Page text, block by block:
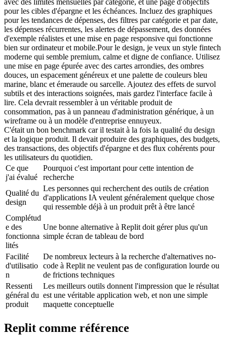
pour les cibles d'épargne et les échéances. Incluez des graphiques
pour les tendances de dépenses, des filtres par catégorie et par date,
les dépenses récurrentes, les alertes de dépassement, des données
d'exemple réalistes et une mise en page responsive qui fonctionne
bien sur ordinateur et mobile.Pour le design, je veux un style fintech
moderne qui semble premium, calme et digne de confiance. Utilisez
une mise en page épurée avec des cartes arrondies, des ombres
douces, un espacement généreux et une palette de couleurs bleu
marine, blanc et émeraude ou sarcelle. Ajoutez des effets de survol
subtils et des interactions soignées, mais gardez l'interface facile à
lire. Cela devrait ressembler à un véritable produit de
consommation, pas à un panneau d'administration générique, à un
wireframe ou à un modèle d'entreprise ennuyeux.
C'était un bon benchmark car il testait à la fois la qualité du design
et la logique produit. Il devait produire des graphiques, des budgets,
des transactions, des objectifs d'épargne et des flux cohérents pour
les utilisateurs du quotidien.
Ce que
j'ai évalué
Pourquoi c'est important pour cette intention de
recherche
Qualité du
design
Les personnes qui recherchent des outils de création
d'applications IA veulent généralement quelque chose
qui ressemble déjà à un produit prêt à être lancé
Complétud
e des
fonctionna
lités
Une bonne alternative à Replit doit gérer plus qu'un
simple écran de tableau de bord
Facilité
d'utilisatio
n
De nombreux lecteurs à la recherche d'alternatives no-
code à Replit ne veulent pas de configuration lourde ou
de frictions techniques
Ressenti
général du
produit
Les meilleurs outils donnent l'impression que le résultat
est une véritable application web, et non une simple
maquette conceptuelle
Replit comme référence